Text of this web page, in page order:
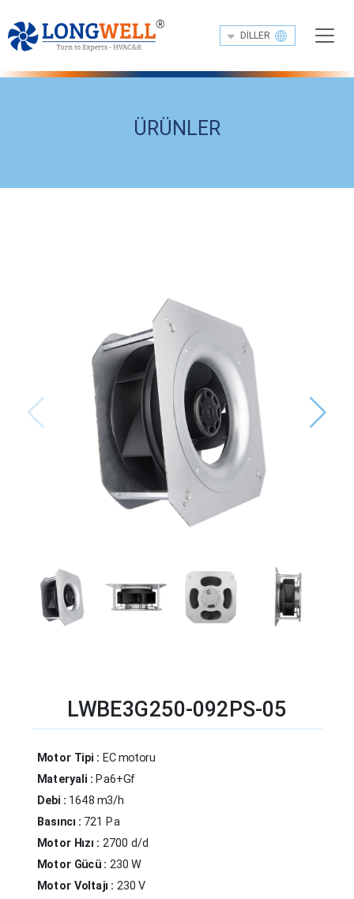
DILLER
ÜRÜNLER
LWBE3G250-092PS-05
Motor Tipi : EC motoru
Materyali : Pa6+Gf
Debi : 1648 m3/h
Basıncı : 721 Pa
Motor Hızı : 2700 d/d
Motor Gücü : 230 W
Motor Voltajı : 230 V